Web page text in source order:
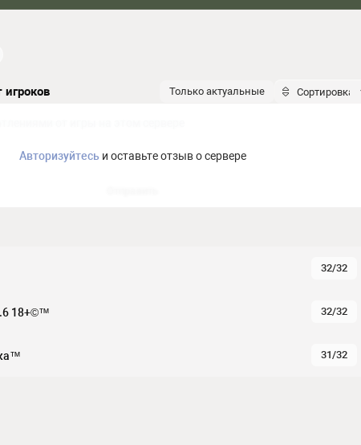
игроков Только актуальные
Авторизуйтесьи оставьте отзыв о сервере
32/32
18+©™ 32/32
31/32